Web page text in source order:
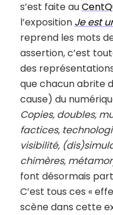
s’est faite au
l’exposition Je est
reprend les mots
assertion, c’est
des
que chacun abrite
cause) du
Copies, doubles,
factices,
visibilité,
chimères,
font désormais
C’est tous ces «
scène dans cette